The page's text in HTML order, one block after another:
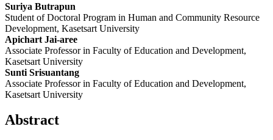
Suriya Butrapun
Student of Doctoral Program in Human and Community Resource
Development, Kasetsart University
Apichart Jai-aree
Associate Professor in Faculty of Education and Development,
Kasetsart University
Sunti Srisuantang
Associate Professor in Faculty of Education and Development,
Kasetsart University
Abstract